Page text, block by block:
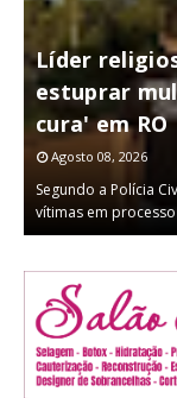
Líder
estuprar
cura' em RO
Agosto 08, 2026
Segundo a Polícia
vítimas em